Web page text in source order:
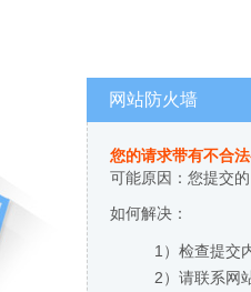
网站防火墙
您的请求带有不合
可能原因：您提交
如何解决：
1）检查提交
2）请联系网